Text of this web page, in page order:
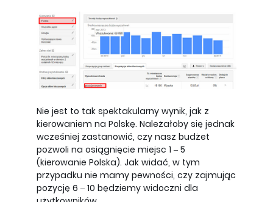
Nie jest to tak spektakularny wynik, jak z
kierowaniem na Polskę. Należałoby się jednak
wcześniej zastanowić, czy nasz budżet
pozwoli na osiągnięcie miejsc 1 – 5
(kierowanie Polska). Jak widać, w tym
przypadku nie mamy pewności, czy zajmując
pozycję 6 – 10 będziemy widoczni dla